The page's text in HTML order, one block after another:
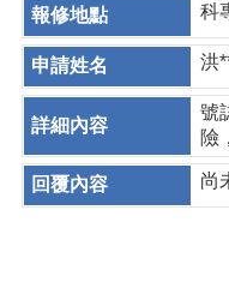
科
洪
號
險
尚